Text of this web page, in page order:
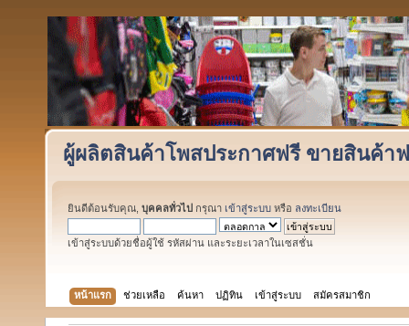
ผู้ผลิตสินค้าโพสประกาศฟรี ขายสินค้า
ยินดีต้อนรับคุณ, บุคคลทั่วไป กรุณา เข้าสู่ระบบ หรือ ลงทะเบียน
เข้าสู่ระบบด้วยชื่อผู้ใช้ รหัสผ่าน และระยะเวลาในเซสชั่น
หน้าแรก ช่วยเหลือ ค้นหา ปฏิทิน เข้าสู่ระบบ สมัครสมาชิก